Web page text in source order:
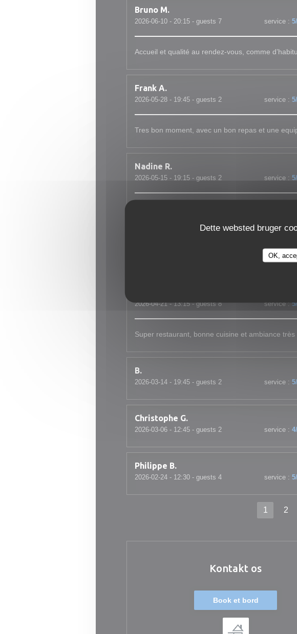
Dette websted bruger
OK,
Bruno M
2026-06-10 - 20:15 - guests 7 service: 5
Accueil et qualité au rendez-vous, comme
Frank A
2026-05-28 - 19:45 - guests 2 service: 5
Tres bon moment, avec un bon repas et une
Nadine R
2026-05-15 - 19:15 - guests 2 service: 5
service: 5
2026-04-21- 13:15 - guests 8 service: 5
Super restaurant, bonne cuisine et ambiance très
B
2026-03-14 - 19:45 - guests 2 service: 5
Christophe G
2026-03-06 - 12:45 - guests 2 service: 4
Philippe B
2026-02-24 - 12:30 - guests 4 service: 5
1 2
Kontakt os
Book et bord